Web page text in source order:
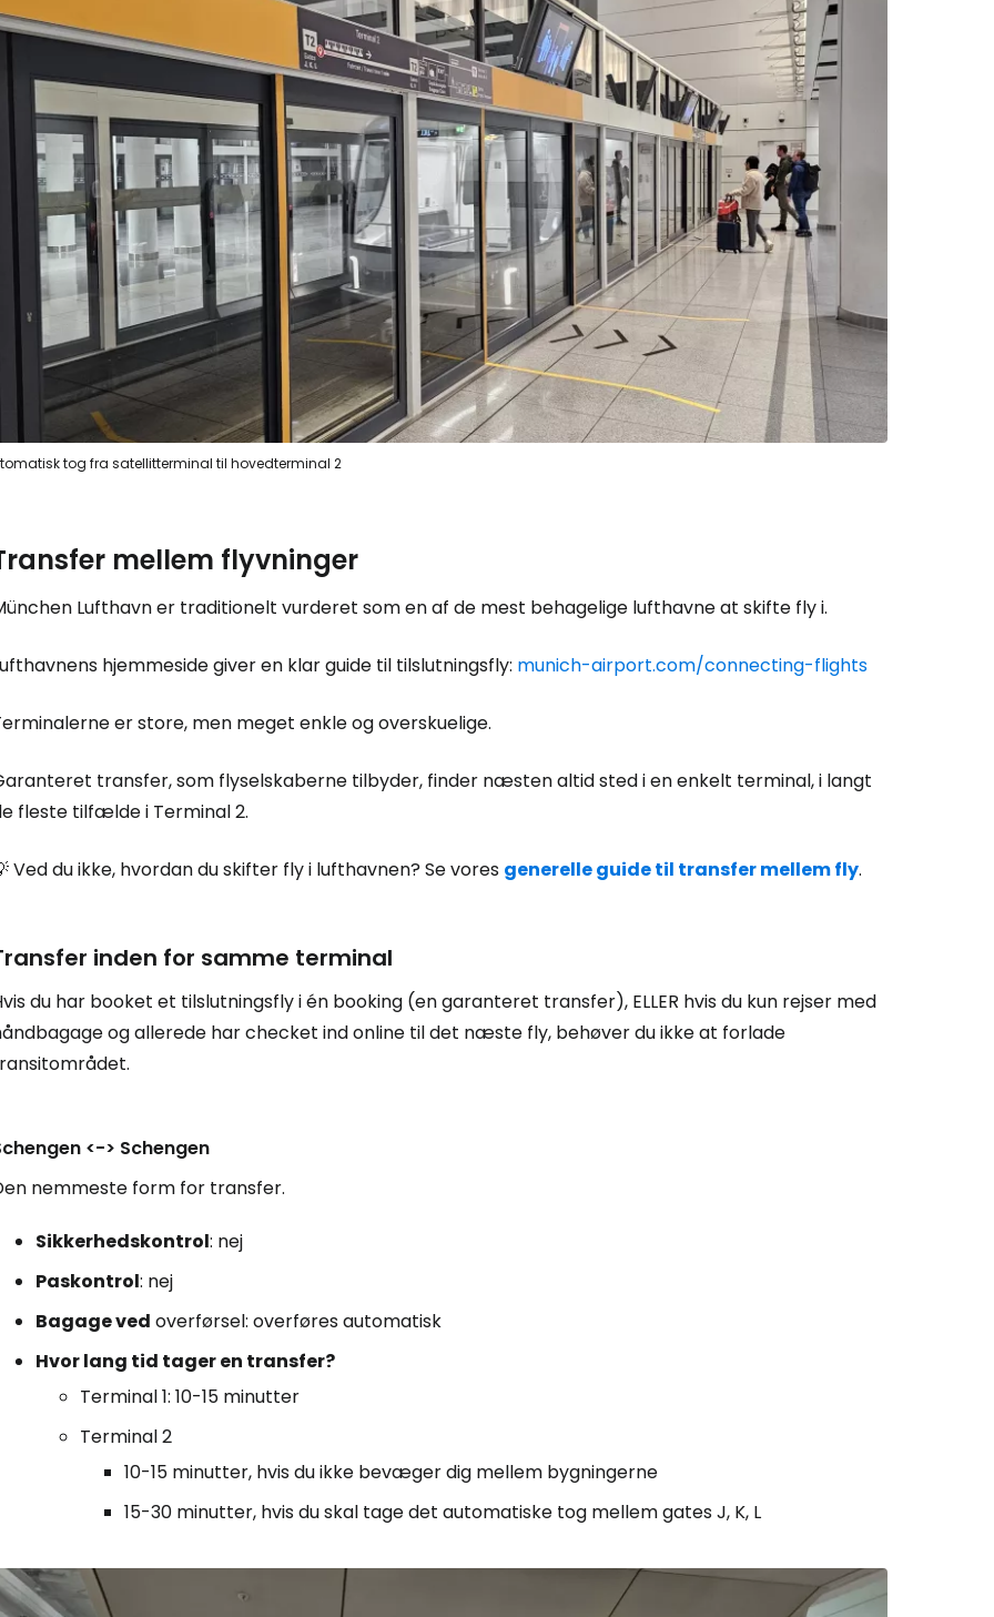
tog fra satellitterminal til hovedterminal 2
mellem flyvninger
Lufthavn er traditionelt vurderet som en af de mest behagelige lufthavne at skifte fly i.
hjemmeside giver en klar guide til tilslutningsfly: munich-airport.com/connecting-flights
er store, men meget enkle og overskuelige.
transfer, som flyselskaberne tilbyder, finder næsten altid sted i en enkelt terminal, i langt
fleste tilfælde i Terminal 2.
Ved du ikke, hvordan du skifter fly i lufthavnen? Se vores generelle guide til transfer mellem fly.
inden for samme terminal
du har booket et tilslutningsfly i én booking (en garanteret transfer), ELLER hvis du kun rejser med
og allerede har checket ind online til det næste fly, behøver du ikke at forlade
<-> Schengen
nemmeste form for transfer.
Sikkerhedskontrol: nej
Paskontrol: nej
Bagage ved overførsel: overføres automatisk
Hvor lang tid tager en transfer?
Terminal 1: 10-15 minutter
Terminal 2
10-15 minutter, hvis du ikke bevæger dig mellem bygningerne
15-30 minutter, hvis du skal tage det automatiske tog mellem gates J, K, L
Fortsæt med e-mail